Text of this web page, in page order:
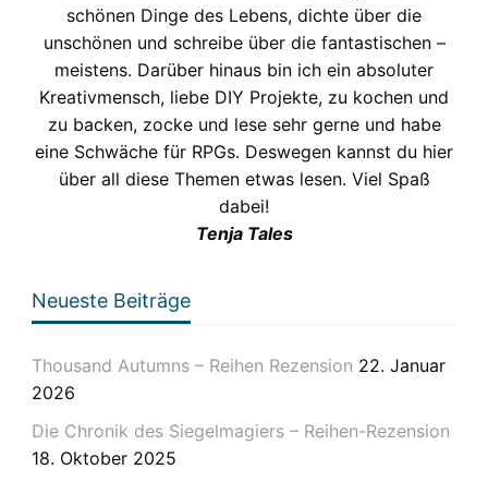
schönen Dinge des Lebens, dichte über die
unschönen und schreibe über die fantastischen –
meistens. Darüber hinaus bin ich ein absoluter
Kreativmensch, liebe DIY Projekte, zu kochen und
zu backen, zocke und lese sehr gerne und habe
eine Schwäche für RPGs. Deswegen kannst du hier
über all diese Themen etwas lesen. Viel Spaß
dabei!
Tenja Tales
Neueste Beiträge
Thousand Autumns – Reihen Rezension 22. Januar
2026
Die Chronik des Siegelmagiers – Reihen-Rezension
18. Oktober 2025